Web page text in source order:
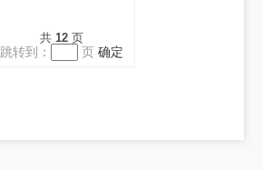
共 12 页
跳转到： 页 确定